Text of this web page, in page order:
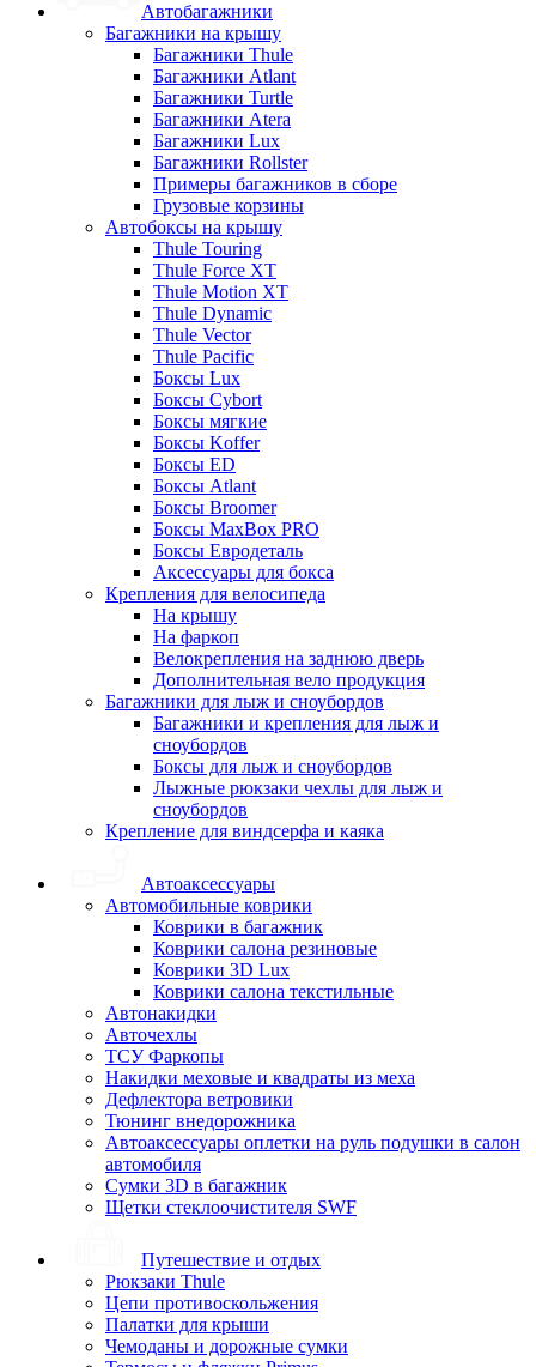
Автобагажники
Багажники на крышу
Багажники Thule
Багажники Atlant
Багажники Turtle
Багажники Atera
Багажники Lux
Багажники Rollster
Примеры багажников в сборе
Грузовые корзины
Автобоксы на крышу
Thule Touring
Thule Force XT
Thule Motion XT
Thule Dynamic
Thule Vector
Thule Pacific
Боксы Lux
Боксы Cybort
Боксы мягкие
Боксы Koffer
Боксы ED
Боксы Atlant
Боксы Broomer
Боксы MaxBox PRO
Боксы Евродеталь
Аксессуары для бокса
Крепления для велосипеда
На крышу
На фаркоп
Велокрепления на заднюю дверь
Дополнительная вело продукция
Багажники для лыж и сноубордов
Багажники и крепления для лыж и
сноубордов
Боксы для лыж и сноубордов
Лыжные рюкзаки чехлы для лыж и
сноубордов
Крепление для виндсерфа и каяка
Автоаксессуары
Автомобильные коврики
Коврики в багажник
Коврики салона резиновые
Коврики 3D Lux
Коврики салона текстильные
Автонакидки
Авточехлы
ТСУ Фаркопы
Накидки меховые и квадраты из меха
Дефлектора ветровики
Тюнинг внедорожника
Автоаксессуары оплетки на руль подушки в салон
автомобиля
Сумки 3D в багажник
Щетки стеклоочистителя SWF
Путешествие и отдых
Рюкзаки Thule
Цепи противоскольжения
Палатки для крыши
Чемоданы и дорожные сумки